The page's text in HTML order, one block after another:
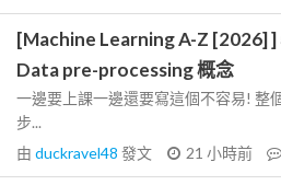
[Machine Learning A-Z [2026] ]
Data pre-processing 概念
一邊要上課一邊還要寫這個不容易! 整
步...
由 duckravel48 發文 21 小時前